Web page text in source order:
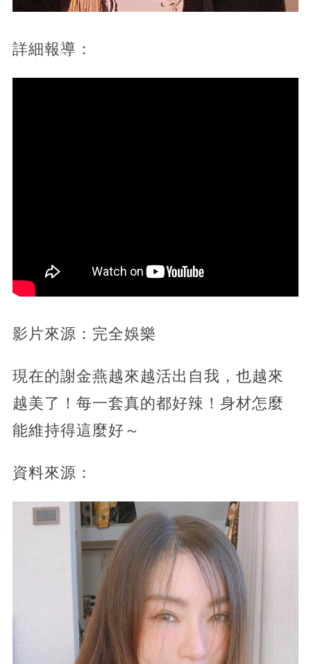
詳細報導：
影片來源：完全娛樂
現在的謝金燕越來越活出自我，也越來
越美了！每一套真的都好辣！身材怎麼
能維持得這麼好～
資料來源：